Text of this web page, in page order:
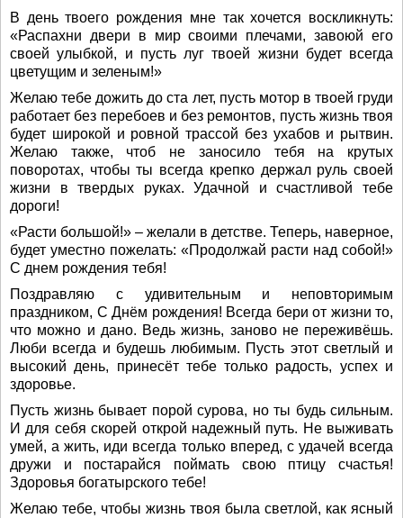
В день твоего рождения мне так хочется воскликнуть:
«Распахни двери в мир своими плечами, завоюй его
своей улыбкой, и пусть луг твоей жизни будет всегда
цветущим и зеленым!»
Желаю тебе дожить до ста лет, пусть мотор в твоей груди
работает без перебоев и без ремонтов, пусть жизнь твоя
будет широкой и ровной трассой без ухабов и рытвин.
Желаю также, чтоб не заносило тебя на крутых
поворотах, чтобы ты всегда крепко держал руль своей
жизни в твердых руках. Удачной и счастливой тебе
дороги!
«Расти большой!» – желали в детстве. Теперь, наверное,
будет уместно пожелать: «Продолжай расти над собой!»
С днем рождения тебя!
Поздравляю с удивительным и неповторимым
праздником, С Днём рождения! Всегда бери от жизни то,
что можно и дано. Ведь жизнь, заново не переживёшь.
Люби всегда и будешь любимым. Пусть этот светлый и
высокий день, принесёт тебе только радость, успех и
здоровье.
Пусть жизнь бывает порой сурова, но ты будь сильным.
И для себя скорей открой надежный путь. Не выживать
умей, а жить, иди всегда только вперед, с удачей всегда
дружи и постарайся поймать свою птицу счастья!
Здоровья богатырского тебе!
Желаю тебе, чтобы жизнь твоя была светлой, как ясный